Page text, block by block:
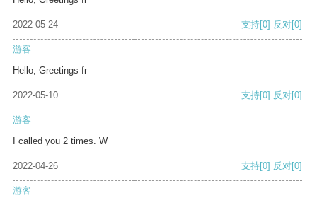
2022-05-24 支持[0] 反对[0]
游客
Hello, Greetings fr
2022-05-10 支持[0] 反对[0]
游客
I called you 2 times. W
2022-04-26 支持[0] 反对[0]
游客